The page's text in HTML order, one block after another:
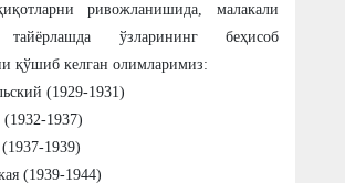
ривожланишида, малакали
тайёрлашда ўзларининг беҳисоб
қўшиб келган олимларимиз:
(1929-1931)
1937)
1939)
(1939-1944)